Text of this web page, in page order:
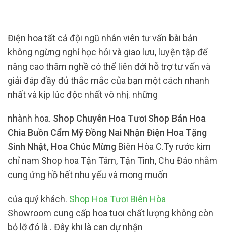
Điện hoa tất cả đội ngũ nhân viên tư vấn bài bản
không ngừng nghỉ học hỏi và giao lưu, luyện tập để
nâng cao thâm nghề có thể liên đới hỗ trợ tư vấn và
giải đáp đầy đủ thắc mắc của bạn một cách nhanh
nhất và kịp lúc độc nhất vô nhị. những
nhành hoa. Shop Chuyên Hoa Tươi Shop Bán Hoa
Chia Buồn Cẩm Mỹ Đồng Nai Nhận Điện Hoa Tặng
Sinh Nhật, Hoa Chúc Mừng Biên Hòa C.Ty rước kim
chỉ nam Shop hoa Tận Tâm, Tận Tình, Chu Đáo nhằm
cung ứng hồ hết nhu yếu và mong muốn
của quý khách. Shop Hoa Tươi Biên Hòa
Showroom cung cấp hoa tuoi chất lượng không còn
bỏ lỡ đó là . Đây khi là can dự nhận